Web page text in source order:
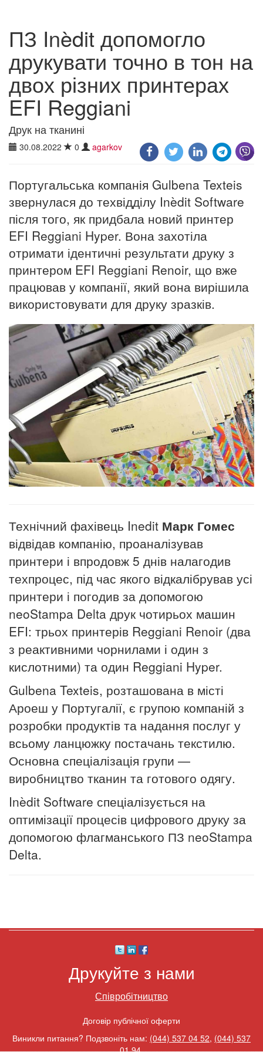
ПЗ Inèdit допомогло
друкувати точно в тон на
двох різних принтерах
EFI Reggiani
Друк на тканині
30.08.2022 0 agarkov
Португальська компанія Gulbena Texteis
звернулася до техвідділу Inèdit Software
після того, як придбала новий принтер
EFI Reggiani Hyper. Вона захотіла
отримати ідентичні результати друку з
принтером EFI Reggiani Renoir, що вже
працював у компанії, який вона вирішила
використовувати для друку зразків.
Технічний фахівець Inedit Марк Гомес
відвідав компанію, проаналізував
принтери і впродовж 5 днів налагодив
техпроцес, під час якого відкалібрував усі
принтери і погодив за допомогою
neoStampa Delta друк чотирьох машин
EFI: трьох принтерів Reggiani Renoir (два
з реактивними чорнилами і один з
кислотними) та один Reggiani Hyper.
Gulbena Texteis, розташована в місті
Ароеш у Португалії, є групою компаній з
розробки продуктів та надання послуг у
всьому ланцюжку постачань текстилю.
Основна спеціалізація групи —
виробництво тканин та готового одягу.
Inèdit Software спеціалізується на
оптимізації процесів цифрового друку за
допомогою флагманського ПЗ neoStampa
Delta.
Друкуйте з нами
Співробітництво
Договір публічної оферти
Виникли питання? Подзвоніть нам: (044) 537 04 52, (044) 537
01 94.